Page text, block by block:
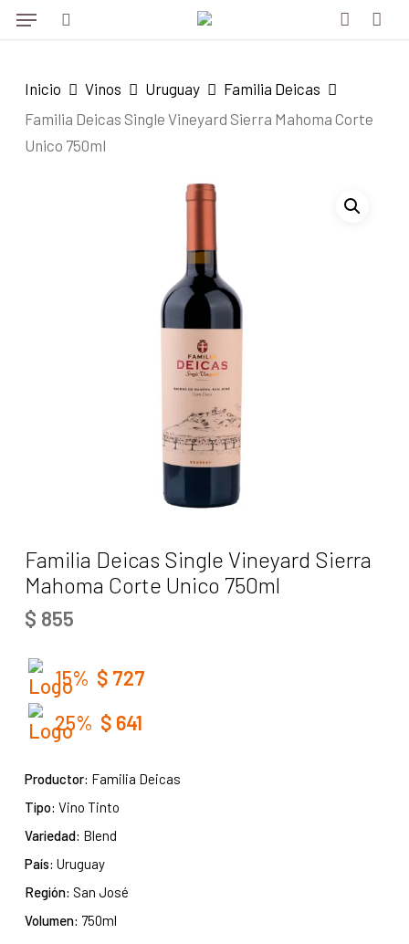
Skip
content
Menu
Inicio Vinos Uruguay
Familia Deicas
Familia Deicas Single Vineyard Sierra Mahoma Corte
Unico 750ml
Familia Deicas Single Vineyard Sierra
Mahoma Corte Unico 750ml
$ 855
15% $ 727
25% $ 641
Productor: Familia Deicas
Tipo: Vino Tinto
Variedad: Blend
País: Uruguay
Región: San José
Volumen: 750ml